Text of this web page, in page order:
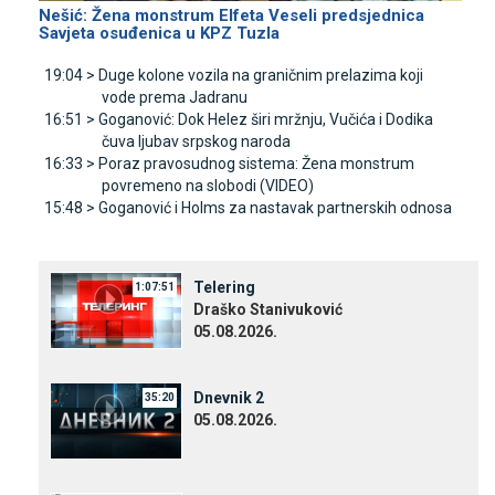
Nešić: Žena monstrum Elfeta Veseli predsjednica
Savjeta osuđenica u KPZ Tuzla
19:04 > Duge kolone vozila na graničnim prelazima koji
vode prema Јadranu
16:51 > Goganović: Dok Helez širi mržnju, Vučića i Dodika
čuva ljubav srpskog naroda
16:33 > Poraz pravosudnog sistema: Žena monstrum
povremeno na slobodi (VIDEO)
15:48 > Goganović i Holms za nastavak partnerskih odnosa
1:07:51
Telering
Draško Stanivuković
05.08.2026.
35:20
Dnevnik 2
05.08.2026.